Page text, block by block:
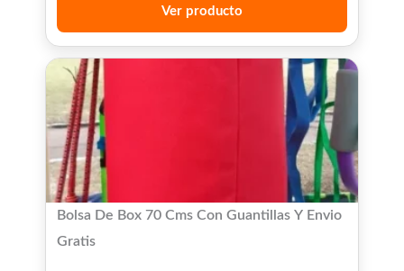
Ver producto
Bolsa De Box 70 Cms Con Guantillas Y Envio
Gratis